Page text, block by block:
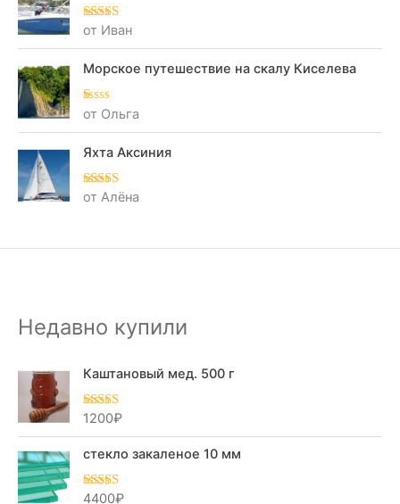
Оценка5
от Иван
Морское путешествие на скалу Киселева
О
а
из
от Ольга
Яхта Аксиния
Оценка5из
от Алёна
Недавно купили
Каштановый мед. 500 г
Оценка
1200₽
стекло закаленое 10 мм
Оценка
4400₽